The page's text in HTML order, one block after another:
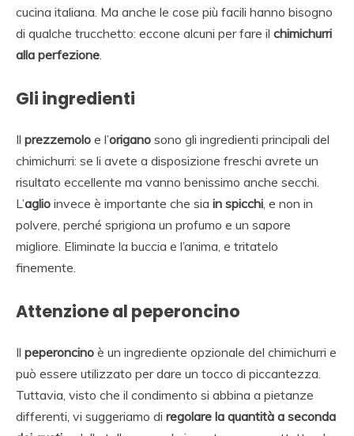
cucina italiana. Ma anche le cose più facili hanno bisogno
di qualche trucchetto: eccone alcuni per fare il chimichurri
alla perfezione.
Gli ingredienti
Il prezzemolo e l’origano sono gli ingredienti principali del
chimichurri: se li avete a disposizione freschi avrete un
risultato eccellente ma vanno benissimo anche secchi.
L’aglio invece è importante che sia in spicchi, e non in
polvere, perché sprigiona un profumo e un sapore
migliore. Eliminate la buccia e l’anima, e tritatelo
finemente.
Attenzione al peperoncino
Il peperoncino è un ingrediente opzionale del chimichurri e
può essere utilizzato per dare un tocco di piccantezza.
Tuttavia, visto che il condimento si abbina a pietanze
differenti, vi suggeriamo di regolare la quantità a seconda